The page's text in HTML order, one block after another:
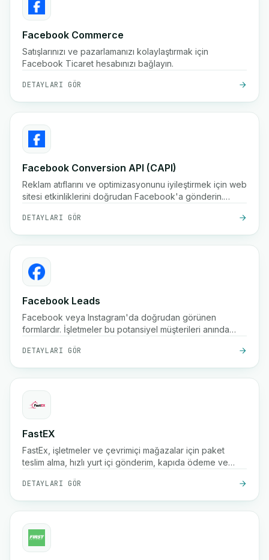
Facebook Commerce
Satışlarınızı ve pazarlamanızı kolaylaştırmak için
Facebook Ticaret hesabınızı bağlayın.
DETAYLARI GÖR
Facebook Conversion API (CAPI)
Reklam atıflarını ve optimizasyonunu iyileştirmek için web
sitesi etkinliklerini doğrudan Facebook'a gönderin.
artırın.
DETAYLARI GÖR
Facebook Leads
Facebook veya Instagram'da doğrudan görünen
formlardır. İşletmeler bu potansiyel müşterileri anında
DETAYLARI GÖR
FastEX
FastEx, işletmeler ve çevrimiçi mağazalar için paket
teslim alma, hızlı yurt içi gönderim, kapıda ödeme ve
servisidir.
DETAYLARI GÖR